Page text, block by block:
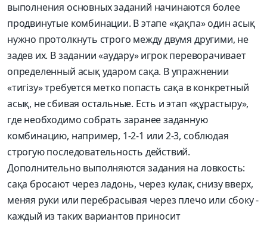
выполнения основных заданий начинаются более
продвинутые комбинации. В этапе «қақпа» один асық
нужно протолкнуть строго между двумя другими, не
задев их. В задании «аудару» игрок переворачивает
определенный асық ударом сақа. В упражнении
«тигізу» требуется метко попасть сақа в конкретный
асық, не сбивая остальные. Есть и этап «құрастыру»,
где необходимо собрать заранее заданную
комбинацию, например, 1-2-1 или 2-3, соблюдая
строгую последовательность действий.
Дополнительно выполняются задания на ловкость:
сақа бросают через ладонь, через кулак, снизу вверх,
меняя руки или перебрасывая через плечо или сбоку -
каждый из таких вариантов приносит